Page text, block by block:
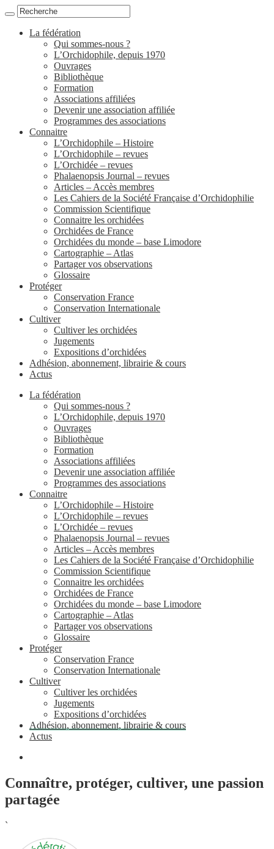
La fédération
Qui sommes-nous ?
L’Orchidophile, depuis 1970
Ouvrages
Bibliothèque
Formation
Associations affiliées
Devenir une association affiliée
Programmes des associations
Connaitre
L’Orchidophile – Histoire
L’Orchidophile – revues
L’Orchidée – revues
Phalaenopsis Journal – revues
Articles – Accès membres
Les Cahiers de la Société Française d’Orchidophilie
Commission Scientifique
Connaitre les orchidées
Orchidées de France
Orchidées du monde – base Limodore
Cartographie – Atlas
Partager vos observations
Glossaire
Protéger
Conservation France
Conservation Internationale
Cultiver
Cultiver les orchidées
Jugements
Expositions d’orchidées
Adhésion, abonnement, librairie & cours
Actus
La fédération
Qui sommes-nous ?
L’Orchidophile, depuis 1970
Ouvrages
Bibliothèque
Formation
Associations affiliées
Devenir une association affiliée
Programmes des associations
Connaitre
L’Orchidophile – Histoire
L’Orchidophile – revues
L’Orchidée – revues
Phalaenopsis Journal – revues
Articles – Accès membres
Les Cahiers de la Société Française d’Orchidophilie
Commission Scientifique
Connaitre les orchidées
Orchidées de France
Orchidées du monde – base Limodore
Cartographie – Atlas
Partager vos observations
Glossaire
Protéger
Conservation France
Conservation Internationale
Cultiver
Cultiver les orchidées
Jugements
Expositions d’orchidées
Adhésion, abonnement, librairie & cours
Actus
Connaître, protéger, cultiver, une passion
partagée
`